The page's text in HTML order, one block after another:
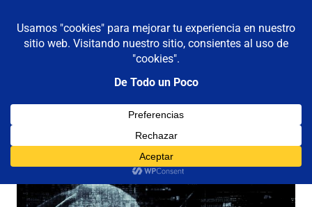
contenido
De todo un poco
Reflexiones,
Viajes
MENÚ
Categoría:Deep Web